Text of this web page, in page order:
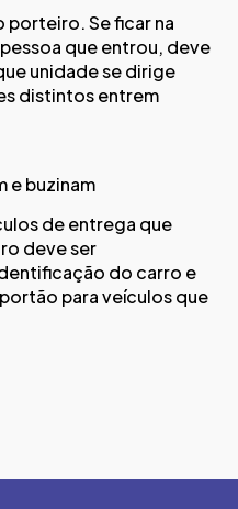
porteiro. Se ficar na
que entrou, deve
unidade se dirige
distintos entrem
e buzinam
de entrega que
deve ser
do carro e
para veículos que